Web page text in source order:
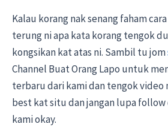
Kalau korang nak senang faham
terung ni apa kata korang tengok
kongsikan kat atas ni. Sambil tu jom
Channel Buat Orang Lapo untuk
terbaru dari kami dan tengok video
best kat situ dan jangan lupa
kami okay.